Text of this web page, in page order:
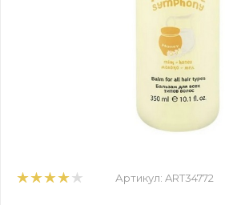
Артикул: ART34772